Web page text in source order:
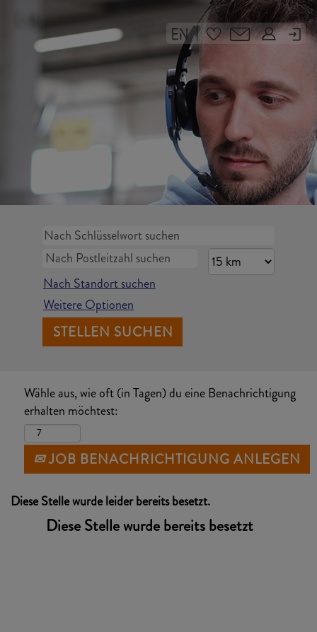
|
Nach Standort suchen
Weitere Optionen
Wähle aus, wie oft (in Tagen) du eine Benachrichtigung
erhalten möchtest:
JOB BENACHRICHTIGUNG ANLEGEN
Diese Stelle wurde leider bereits besetzt.
Diese Stelle wurde bereits besetzt